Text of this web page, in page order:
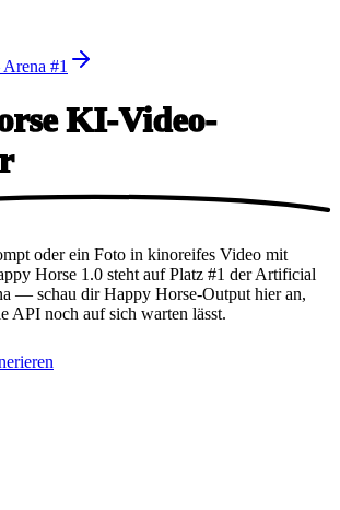
#1
KI-Video-
oder ein Foto in kinoreifes Video mit
Horse 1.0 steht auf Platz #1 der Artificial
— schau dir Happy Horse-Output hier an,
API noch auf sich warten lässt.